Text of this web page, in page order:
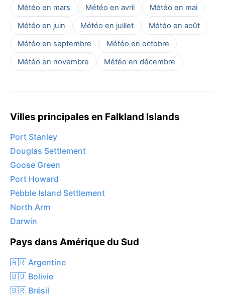
Météo en mars Météo en avril
Météo en mai
Météo en juin
Météo en juillet
Météo en août
Météo en septembre
Météo en octobre
Météo en novembre
Météo en décembre
Villes principales en Falkland Islands
Port Stanley
Douglas Settlement
Goose Green
Port Howard
Pebble Island Settlement
North Arm
Darwin
Pays dans Amérique du Sud
🇦🇷 Argentine
🇧🇴 Bolivie
🇧🇷 Brésil